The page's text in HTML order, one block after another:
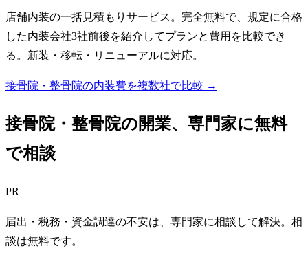
店舗内装の一括見積もりサービス。完全無料で、規定に合格
した内装会社3社前後を紹介してプランと費用を比較でき
る。新装・移転・リニューアルに対応。
接骨院・整骨院の内装費を複数社で比較 →
接骨院・整骨院の開業、専門家に無料
で相談
PR
届出・税務・資金調達の不安は、専門家に相談して解決。相
談は無料です。